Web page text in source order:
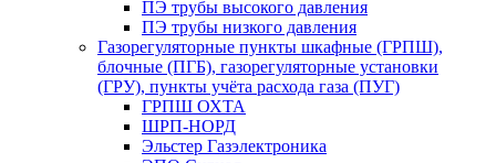
ПЭ трубы высокого давления
ПЭ трубы низкого давления
Газорегуляторные пункты шкафные (ГРПШ),
блочные (ПГБ), газорегуляторные установки
(ГРУ), пункты учёта расхода газа (ПУГ)
ГРПШ ОХТА
ШРП-НОРД
Эльстер Газэлектроника